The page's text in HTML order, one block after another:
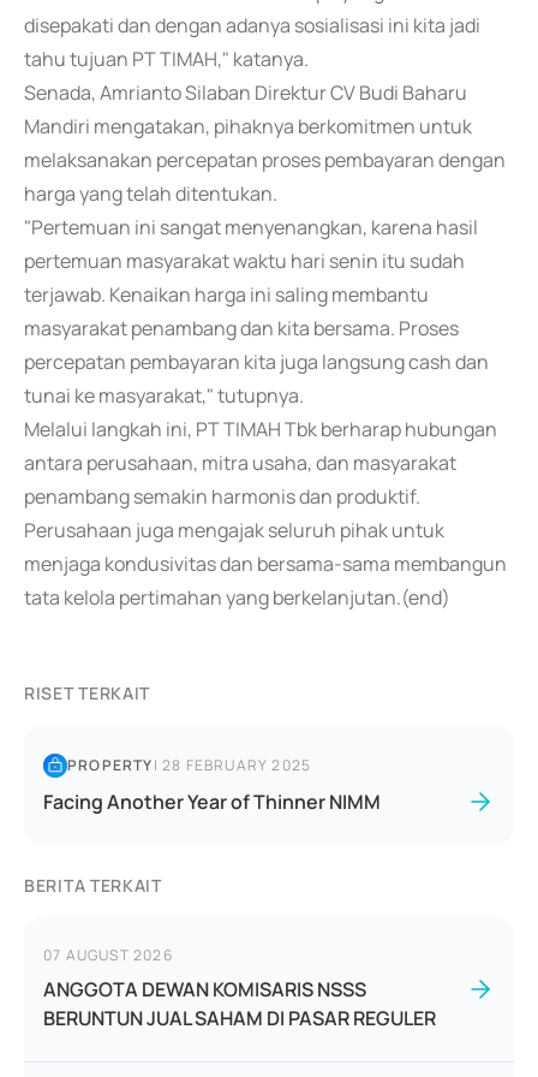
disepakati dan dengan adanya sosialisasi ini kita jadi
tahu tujuan PT TIMAH," katanya.
Senada, Amrianto Silaban Direktur CV Budi Baharu
Mandiri mengatakan, pihaknya berkomitmen untuk
melaksanakan percepatan proses pembayaran dengan
harga yang telah ditentukan.
"Pertemuan ini sangat menyenangkan, karena hasil
pertemuan masyarakat waktu hari senin itu sudah
terjawab. Kenaikan harga ini saling membantu
masyarakat penambang dan kita bersama. Proses
percepatan pembayaran kita juga langsung cash dan
tunai ke masyarakat," tutupnya.
Melalui langkah ini, PT TIMAH Tbk berharap hubungan
antara perusahaan, mitra usaha, dan masyarakat
penambang semakin harmonis dan produktif.
Perusahaan juga mengajak seluruh pihak untuk
menjaga kondusivitas dan bersama-sama membangun
tata kelola pertimahan yang berkelanjutan.(end)
RISET TERKAIT
PROPERTY|28 FEBRUARY 2025
Facing Another Year of Thinner NIMM
BERITA TERKAIT
07 AUGUST 2026
ANGGOTA DEWAN KOMISARIS NSSS
BERUNTUN JUAL SAHAM DI PASAR REGULER